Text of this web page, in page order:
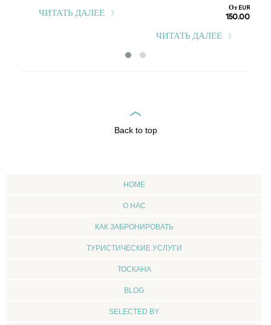
ЧИТАТЬ ДАЛЕЕ
От EUR
150.00
ЧИТАТЬ ДАЛЕЕ
Back to top
HOME
О НАС
КАК ЗАБРОНИРОВАТЬ
ТУРИСТИЧЕСКИЕ УСЛУГИ
ТОСКАНА
BLOG
SELECTED BY